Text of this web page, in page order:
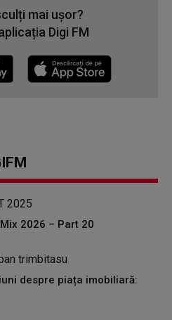
mai ușor?
Digi FM
2026 – Part 20
despre piața imobiliară: